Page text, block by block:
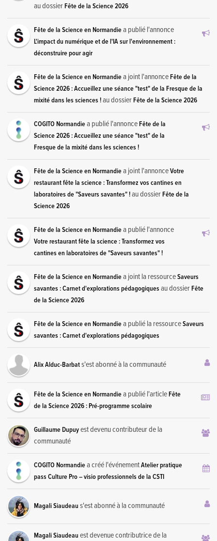
au dossierFête de la Science 2026
Fête de la Science en Normandiea publié l'annonce
L'impact du numérique et de l'IA sur l'environnement :
déconstruire pour agir
Fête de la Science en Normandiea joint l'annonceFête de la
Science 2026 : Accueillez une séance "test" de la Fresque de la
mixité dans les sciences !au dossierFête de la Science 2026
COGITO Normandiea publié l'annonceFête de la
Science 2026 : Accueillez une séance "test" de la
Fresque de la mixité dans les sciences !
Fête de la Science en Normandiea joint l'annonceVotre
restaurant fête la science : Transformez vos cantines en
laboratoires de "Saveurs savantes" !au dossierFête de la
Science 2026
Fête de la Science en Normandiea publié l'annonce
Votre restaurant fête la science : Transformez vos
cantines en laboratoires de "Saveurs savantes" !
Fête de la Science en Normandiea joint la ressourceSaveurs
savantes : Carnet d'explorations pédagogiques au dossierFête
de la Science 2026
Fête de la Science en Normandiea publié la ressourceSaveurs
savantes : Carnet d'explorations pédagogiques
Alix Alduc-Barbats'est abonné à la communauté
Fête de la Science en Normandiea publié l'articleFête
de la Science 2026 : Pré-programme scolaire
Guillaume Dupuyest devenu contributeur de la
communauté
COGITO Normandiea créé l'événementAtelier pratique
pass Culture Pro – visio professionnels de la CSTI
Magali Siaudeau s'est abonné à la communauté
Magali Siaudeau est devenue contributrice de la